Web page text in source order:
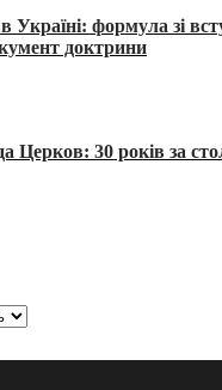
Україні: формула зі
доктрини
Церков: 30 років за